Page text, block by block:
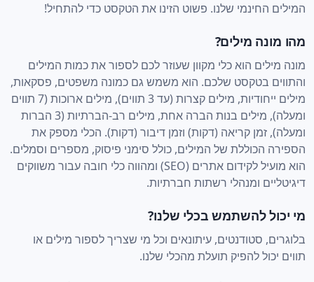
המילים החינמי שלנו. פשוט הזינו את הטקסט כדי להתחיל!
מהו מונה מילים?
מונה מילים הוא כלי מקוון שעוזר לכם לספור את כמות המילים
והתווים בטקסט שלכם. הוא משמש גם כמונה משפטים, פסקאות,
מילים ייחודיות, מילים קצרות (עד 3 תווים), מילים ארוכות (7 תווים
ומעלה), מילים בנות הברה אחת, מילים רב-הברתיות (3 הברות
ומעלה), זמן קריאה (דקות) וזמן דיבור (דקות). הכלי מספק את
הספירה הכוללת של המילים, כולל סימני פיסוק, מספרים וסמלים.
הוא מועיל לקידום אתרים (SEO) ומהווה כלי חובה עבור משווקים
דיגיטליים ומנהלי רשתות חברתיות.
מי יכול להשתמש בכלי שלנו?
בלוגרים, סטודנטים, עיתונאים וכל מי שצריך לספור מילים או
תווים יכול להפיק תועלת מהכלי שלנו.